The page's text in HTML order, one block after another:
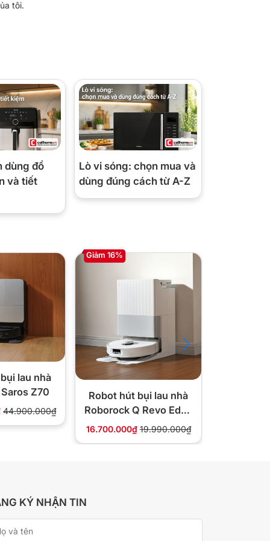
tôi.
dùng đồ
và tiết
Lò vi sóng: chọn mua và
dùng đúng cách từ A-Z
lau nhà
Z70
44.900.000₫
Giảm 16%
Robot hút bụi lau nhà
Roborock Q Revo Edge
5V1
16.700.000₫ 19.990.000₫
KÝ NHẬN TIN